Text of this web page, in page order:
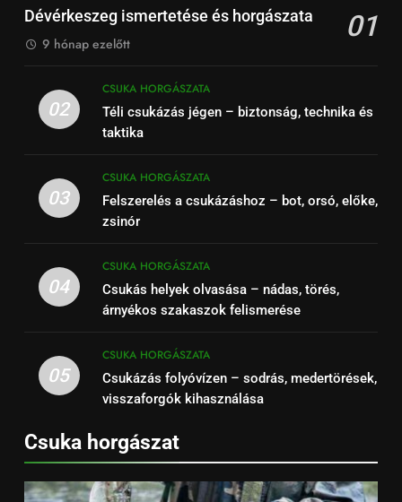
Dévérkeszeg ismertetése és horgászata 01
9 hónap ezelőtt
02
CSUKA HORGÁSZATA
Téli csukázás jégen – biztonság, technika és
taktika
03
CSUKA HORGÁSZATA
Felszerelés a csukázáshoz – bot, orsó, előke,
zsinór
04
CSUKA HORGÁSZATA
Csukás helyek olvasása – nádas, törés,
árnyékos szakaszok felismerése
05
CSUKA HORGÁSZATA
Csukázás folyóvízen – sodrás, medertörések,
visszaforgók kihasználása
Csuka horgászat